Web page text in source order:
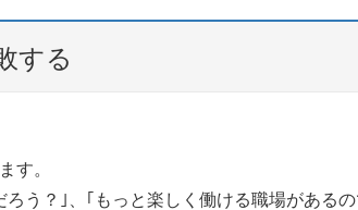
する
す。
う？｣、｢もっと楽しく働ける職場がある